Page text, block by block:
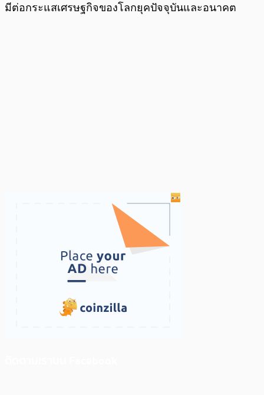
มีต่อกระแสเศรษฐกิจของโลกยุคปัจจุบันและอนาคต